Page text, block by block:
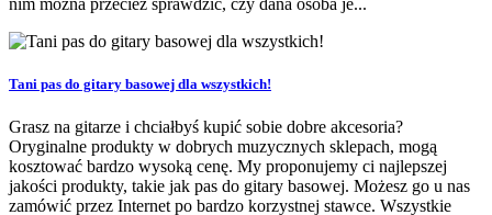
nim można przecież sprawdzić, czy dana osoba je...
Tani pas do gitary basowej dla wszystkich!
Grasz na gitarze i chciałbyś kupić sobie dobre akcesoria?
Oryginalne produkty w dobrych muzycznych sklepach, mogą
kosztować bardzo wysoką cenę. My proponujemy ci najlepszej
jakości produkty, takie jak pas do gitary basowej. Możesz go u nas
zamówić przez Internet po bardzo korzystnej stawce. Wszystkie